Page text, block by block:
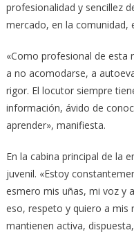
profesionalidad y sencillez
mercado, en la comunidad,
«Como profesional de esta
a no acomodarse, a
rigor. El locutor siempre
información, ávido de
aprender», manifiesta.
En la cabina principal de la
juvenil. «Estoy
esmero mis uñas, mi voz y
eso, respeto y quiero a mis
mantienen activa,